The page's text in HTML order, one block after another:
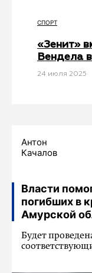
СПОРТ
«Зенит»
Вендела
24 июля 2025
Антон
Качалов
Власти
погибших в
Амурской
Будет